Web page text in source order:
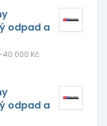
odpad a
000 Kč
odpad a